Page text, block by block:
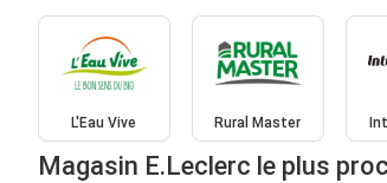
L'Eau Vive Rural Master
Magasin E.Leclerc le plus